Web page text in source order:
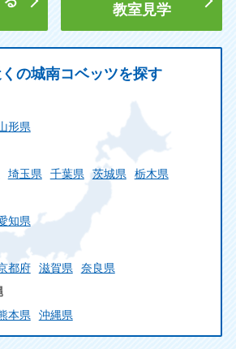
教室見学
の城南コベッツを探す
形県
埼玉県 千葉県 茨城県
栃木県
知県
都府 滋賀県
奈良県
本県 沖縄県